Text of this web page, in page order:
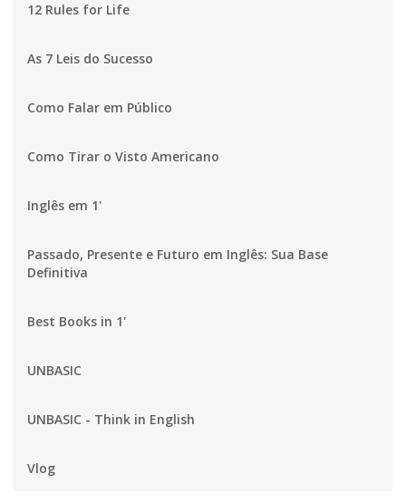
12 Rules for Life
As 7 Leis do Sucesso
Como Falar em Público
Como Tirar o Visto Americano
Inglês em 1'
Passado, Presente e Futuro em Inglês: Sua Base
Definitiva
Best Books in 1'
UNBASIC
UNBASIC - Think in English
Vlog